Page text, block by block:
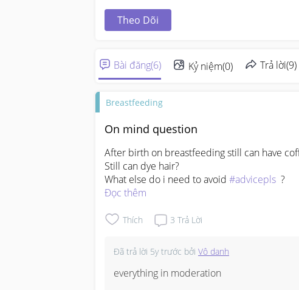
Theo Dõi
Bài đăng(6) Kỷ niệm(0) Trả lời(9)
Breastfeeding
On mind question
After birth on breastfeeding still can have
Still can dye hair?
What else do i need to avoid #advicepls
  ?
Đọc thêm
Thích 3 Trả Lời
Đã trả lời 5y trước bởi Vô danh
everything in moderation